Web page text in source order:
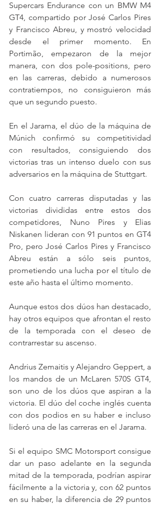
Supercars Endurance con un BMW M4
GT4, compartido por José Carlos Pires
y Francisco Abreu, y mostró velocidad
desde el primer momento. En
Portimão, empezaron de la mejor
manera, con dos pole-positions, pero
en las carreras, debido a numerosos
contratiempos, no consiguieron más
que un segundo puesto.
En el Jarama, el dúo de la máquina de
Múnich confirmó su competitividad
con resultados, consiguiendo dos
victorias tras un intenso duelo con sus
adversarios en la máquina de Stuttgart.
Con cuatro carreras disputadas y las
victorias divididas entre estos dos
competidores, Nuno Pires y Elias
Niskanen lideran con 91 puntos en GT4
Pro, pero José Carlos Pires y Francisco
Abreu están a sólo seis puntos,
prometiendo una lucha por el título de
este año hasta el último momento.
Aunque estos dos dúos han destacado,
hay otros equipos que afrontan el resto
de la temporada con el deseo de
contrarrestar su ascenso.
Andrius Zemaitis y Alejandro Geppert, a
los mandos de un McLaren 570S GT4,
son uno de los dúos que aspiran a la
victoria. El dúo del coche inglés cuenta
con dos podios en su haber e incluso
lideró una de las carreras en el Jarama.
Si el equipo SMC Motorsport consigue
dar un paso adelante en la segunda
mitad de la temporada, podrían aspirar
fácilmente a la victoria y, con 62 puntos
en su haber, la diferencia de 29 puntos